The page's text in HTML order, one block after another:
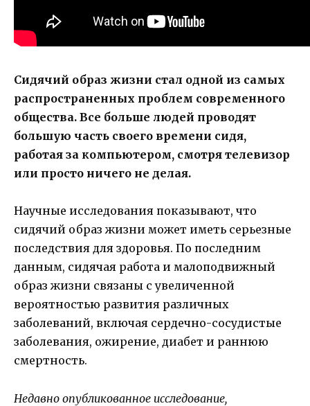
Сидячий образ жизни стал одной из самых
распространенных проблем современного
общества. Все больше людей проводят
большую часть своего времени сидя,
работая за компьютером, смотря телевизор
или просто ничего не делая.
Научные исследования показывают, что
сидячий образ жизни может иметь серьезные
последствия для здоровья. По последним
данным, сидячая работа и малоподвижный
образ жизни связаны с увеличенной
вероятностью развития различных
заболеваний, включая сердечно-сосудистые
заболевания, ожирение, диабет и раннюю
смертность.
Недавно опубликованное исследование,